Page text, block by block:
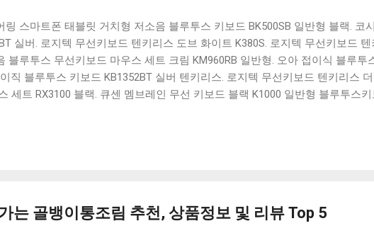
링 스마트폰 태블릿 거치형 저소음 블루투스 키보드 BK500SB 일반형 블랙. 코
실버. 로지텍 무선키보드 텐키리스 도브 화이트 K380S. 로지텍 무선키보드
블루투스 무선키보드 마우스 세트 크림 KM960RB 일반형. 오아 접이식 블루투
직 블루투스 키보드 KB1352BT 실버 텐키리스. 로지텍 무선키보드 텐키리스
세트 RX3100 블랙. 큐센 멤브레인 무선 키보드 블랙 K1000 일반형 블루투스
는 골뱅이통조림 추천, 상품정보 및 리뷰 Top 5